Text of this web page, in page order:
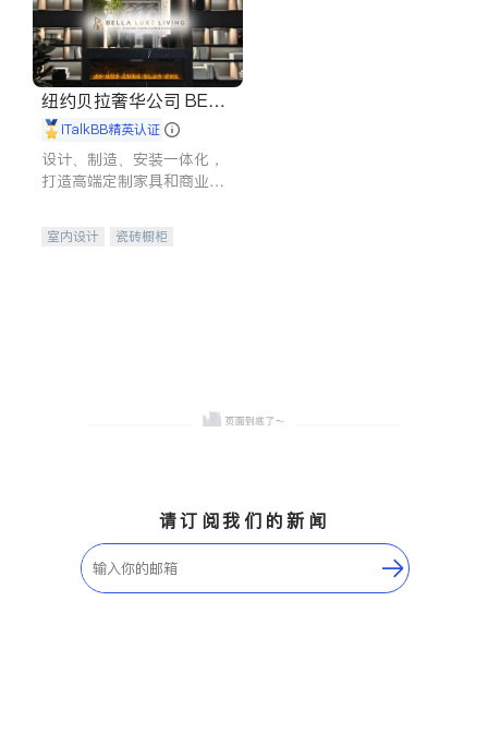
纽约贝拉奢华公司 BELL
A LUXE
iTalkBB精英认证
设计、制造、安装一体化，
打造高端定制家具和商业空
室内设计
瓷砖橱柜
请订阅我们的新闻